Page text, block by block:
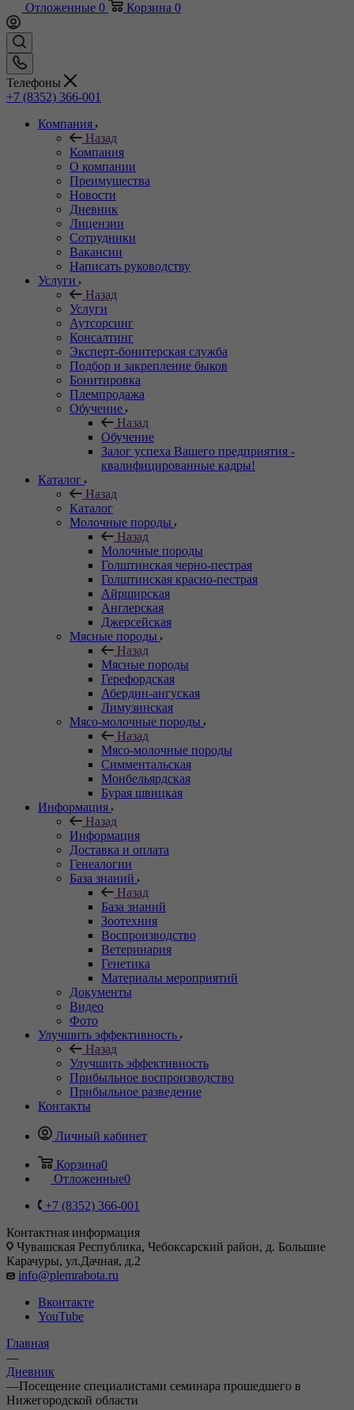
Отложенные 0 Корзина 0
Телефоны
+7 (8352) 366-001
Компания
Назад
Компания
О компании
Преимущества
Новости
Дневник
Лицензии
Сотрудники
Вакансии
Написать руководству
Услуги
Назад
Услуги
Аутсорсинг
Консалтинг
Эксперт-бонитерская служба
Подбор и закрепление быков
Бонитировка
Племпродажа
Обучение
Назад
Обучение
Залог успеха Вашего предприятия -
квалифицированные кадры!
Каталог
Назад
Каталог
Молочные породы
Назад
Молочные породы
Голштинская черно-пестрая
Голштинская красно-пестрая
Айрширская
Англерская
Джерсейская
Мясные породы
Назад
Мясные породы
Герефордская
Абердин-ангуская
Лимузинская
Мясо-молочные породы
Назад
Мясо-молочные породы
Симментальская
Монбельярдская
Бурая швицкая
Информация
Назад
Информация
Доставка и оплата
Генеалогии
База знаний
Назад
База знаний
Зоотехния
Воспроизводство
Ветеринария
Генетика
Материалы мероприятий
Документы
Видео
Фото
Улучшить эффективность
Назад
Улучшить эффективность
Прибыльное воспроизводство
Прибыльное разведение
Контакты
Личный кабинет
Корзина0
Отложенные0
+7 (8352) 366-001
Контактная информация
Чувашская Республика, Чебоксарский район, д. Большие
Карачуры, ул.Дачная, д.2
info@plemrabota.ru
Вконтакте
YouTube
Главная
—
Дневник
—Посещение специалистами семинара прошедшего в
Нижегородской области